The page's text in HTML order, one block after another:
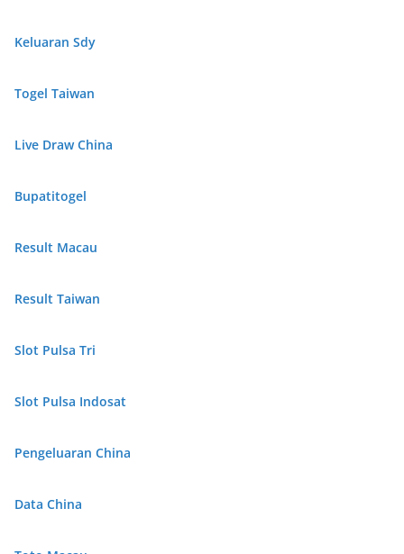
Keluaran Sdy
Togel Taiwan
Live Draw China
Bupatitogel
Result Macau
Result Taiwan
Slot Pulsa Tri
Slot Pulsa Indosat
Pengeluaran China
Data China